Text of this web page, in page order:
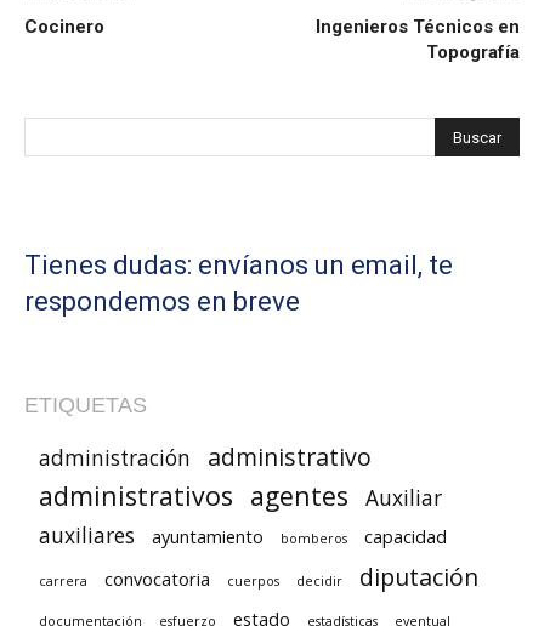
Cocinero
Ingenieros Técnicos en
Topografía
Tienes dudas: envíanos un email, te
respondemos en breve
ETIQUETAS
administración administrativo
administrativos agentes
Auxiliar
auxiliares
ayuntamiento bomberos capacidad
carrera convocatoria cuerpos decidir diputación
documentación esfuerzo estado estadísticas eventual